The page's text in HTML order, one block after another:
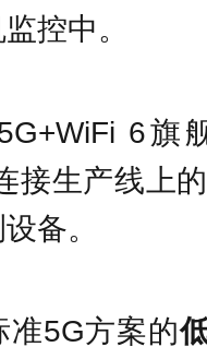
控中。
5G+WiFi 6旗
接生产线上
备。
准5G方案的